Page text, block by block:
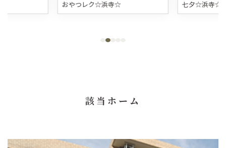
おやつレク☆浜寺☆ 七夕☆浜寺☆
該当ホーム